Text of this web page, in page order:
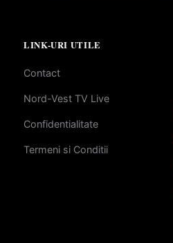
LINK-URI UTILE
Contact
Nord-Vest TV Live
Confidentialitate
Termeni si Conditii